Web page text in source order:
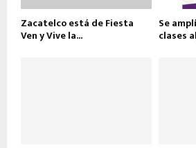
Zacatelco está de Fiesta
Ven y Vive la...
Se
clases